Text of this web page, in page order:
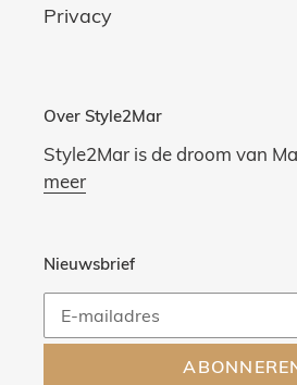
Privacy
Over Style2Mar
Style2Mar is de droom van
meer
Nieuwsbrief